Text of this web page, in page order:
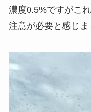
濃度0.5%ですがこ
注意が必要と感じま